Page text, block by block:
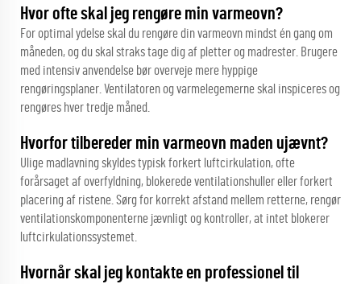
Hvor ofte skal jeg rengøre min varmeovn?
For optimal ydelse skal du rengøre din varmeovn mindst én gang om
måneden, og du skal straks tage dig af pletter og madrester. Brugere
med intensiv anvendelse bør overveje mere hyppige
rengøringsplaner. Ventilatoren og varmelegemerne skal inspiceres og
rengøres hver tredje måned.
Hvorfor tilbereder min varmeovn maden ujævnt?
Ulige madlavning skyldes typisk forkert luftcirkulation, ofte
forårsaget af overfyldning, blokerede ventilationshuller eller forkert
placering af ristene. Sørg for korrekt afstand mellem retterne, rengør
ventilationskomponenterne jævnligt og kontroller, at intet blokerer
luftcirkulationssystemet.
Hvornår skal jeg kontakte en professionel til